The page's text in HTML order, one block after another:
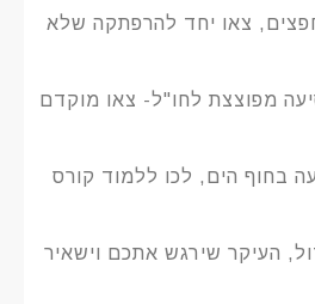
צאו יחד להרפתקה שלא
מפוצצת לחו"ל- צאו מוקדם
בחוף הים, לכו ללמוד קורס
העיקר שירגש אתכם וישאיר